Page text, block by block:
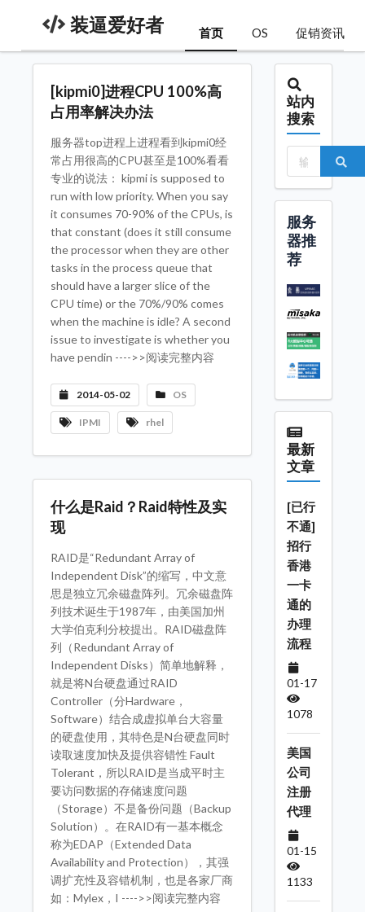
装逼爱好者 首页 OS 促销资讯
[kipmi0]进程CPU 100%高
占用率解决办法
服务器top进程上进程看到kipmi0经
常占用很高的CPU甚至是100%看看
专业的说法： kipmi is supposed to
run with low priority. When you say
it consumes 70-90% of the CPUs, is
that constant (does it still consume
the processor when they are other
tasks in the process queue that
should have a larger slice of the
CPU time) or the 70%/90% comes
when the machine is idle? A second
issue to investigate is whether you
have pendin ---->>阅读完整内容
2014-05-02 OS
IPMI rhel
什么是Raid？Raid特性及实
现
RAID是“Redundant Array of
Independent Disk”的缩写，中文意
思是独立冗余磁盘阵列。冗余磁盘阵
列技术诞生于1987年，由美国加州
大学伯克利分校提出。RAID磁盘阵
列（Redundant Array of
Independent Disks）简单地解释，
就是将N台硬盘通过RAID
Controller（分Hardware，
Software）结合成虚拟单台大容量
的硬盘使用，其特色是N台硬盘同时
读取速度加快及提供容错性 Fault
Tolerant，所以RAID是当成平时主
要访问数据的存储速度问题
（Storage）不是备份问题（Backup
Solution）。在RAID有一基本概念
称为EDAP（Extended Data
Availability and Protection），其强
调扩充性及容错机制，也是各家厂商
如：Mylex，I ---->>阅读完整内容
站内
搜索
服务
器推
荐
最新
文章
[已行
不通]
招行
香港
一卡
通的
办理
流程
01-17
1078
美国
公司
注册
代理
01-15
1133